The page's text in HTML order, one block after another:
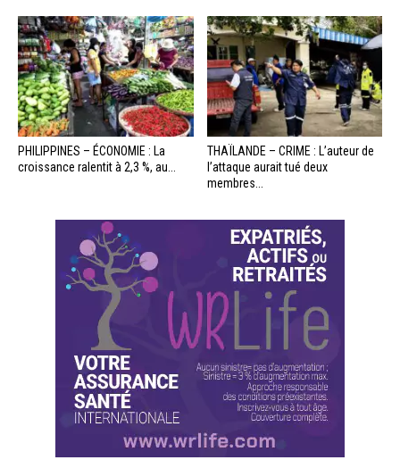
PHILIPPINES – ÉCONOMIE : La
croissance ralentit à 2,3 %, au...
THAÏLANDE – CRIME : L’auteur de
l’attaque aurait tué deux
membres...